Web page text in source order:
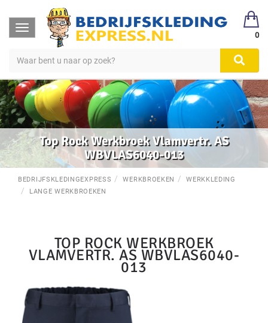
Toggle
navigation
0
Top Rock Werkbroek Vlamvertr. AS
WBVLAS6040-013
BEDRIJFSKLEDINGEXPRESS WERKBROEKEN
WERKKLEDING
LANGE WERKBROEKEN
TOP ROCK WERKBROEK
VLAMVERTR. AS WBVLAS6040-
013